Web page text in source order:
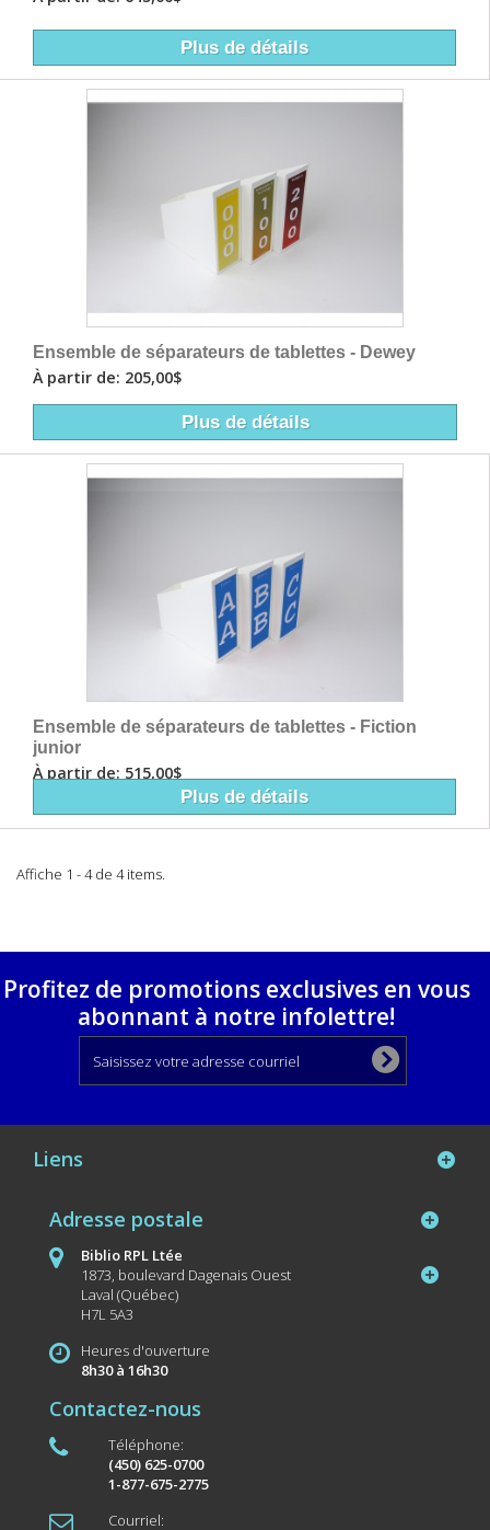
Plus de détails
Ensemble de séparateurs de tablettes - Dewey
À partir de: 205,00$
Plus de détails
Ensemble de séparateurs de tablettes - Fiction
junior
À partir de: 515,00$
Plus de détails
Affiche 1 - 4 de 4 items.
Profitez de promotions exclusives en vous
abonnant à notre infolettre!
Liens
Adresse postale
Biblio RPL Ltée
1873, boulevard Dagenais Ouest
Laval (Québec)
H7L 5A3
Heures d'ouverture
8h30 à 16h30
Contactez-nous
Téléphone:
(450) 625-0700
1-877-675-2775
Courriel: